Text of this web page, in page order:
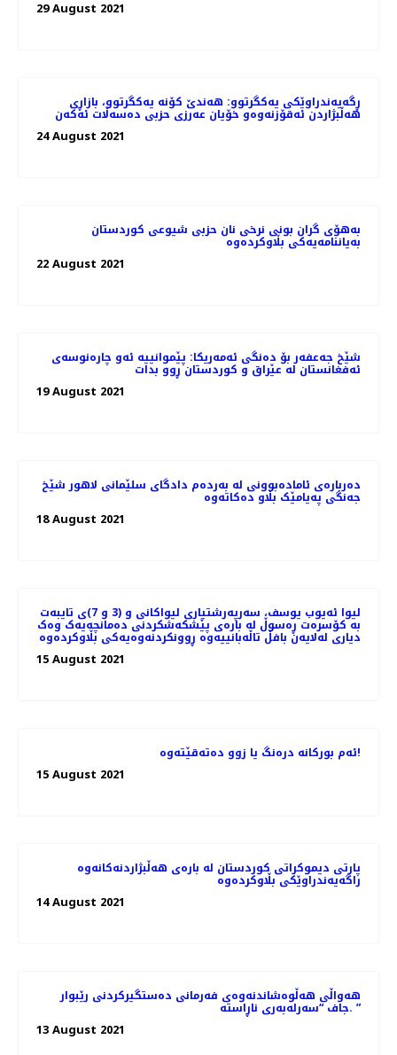
29 August 2021
ڕگەیەندراوێکی یەكگرتوو: هەندێ کۆنە یەکگرتوو، بازاڕی
هەڵبژاردن ئەقۆزنەوەو خۆیان عەرزی حزبی دەسەڵات ئەكەن
24 August 2021
بەهۆی گران بونی نرخی نان حزبی شیوعی کوردستان
بەیاننامەیەکی بڵاوکردەوە
22 August 2021
شێخ جەعفەر بۆ دەنگی ئەمەریکا: پێموانییه‌ ئەو چارەنوسەی
ئه‌فغانستان له‌ عێراق و کوردستان ڕوو بدات
19 August 2021
دەربارەی ئامادەبوونی لە بەردەم دادگای سلێمانی لاهور شێخ
جەنگی پەیامێک بڵاو دەکاتەوە
18 August 2021
لیوا ئەیوب یوسف، سەرپەرشتیاری لیواکانی و (3 و 7)ی تایبەت
بە کۆسرەت ڕەسوڵ لە بارەی پێشکەشکردنی دەمانچەیەک وەک
دیاری لەلایەن بافڵ تاڵەبانییەوە ڕوونکردنەوەیەکی بڵاوکردەوە
15 August 2021
ئەم بورکانە‌ درەنگ یا زوو دەتەقێتەوە!
15 August 2021
پارتی دیموکراتی کوردستان لە بارەی هەڵبژاردنەکانەوە
راگەیەندراوێکی بڵاوکردەوە
14 August 2021
هەواڵی هەڵوەشاندنەوەی فەرمانی دەستگیركردنی رێبوار
جاف “سەرلەبەری ناڕاستە. ”
13 August 2021